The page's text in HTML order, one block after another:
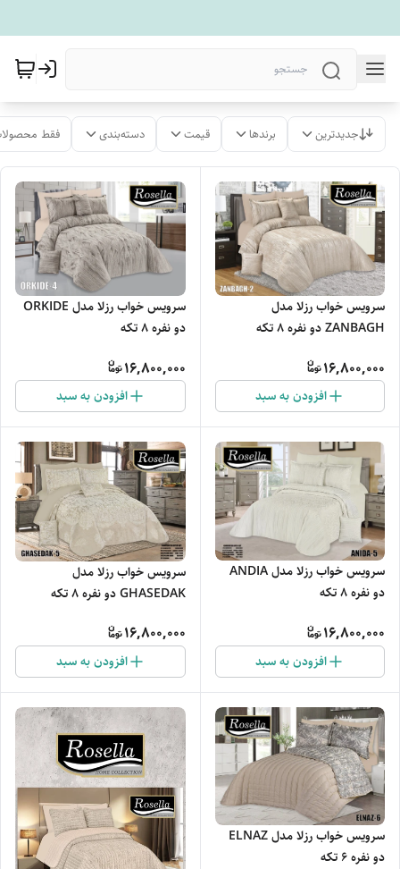
جدیدترین برندها قیمت دسته‌بندی فقط
سرویس خواب رزلا مدل
ZANBAGH دو نفره 8 تکه
16,800,000
افزودن به سبد
سرویس خواب رزلا مدل ORKIDE
دو نفره 8 تکه
16,800,000
افزودن به سبد
سرویس خواب رزلا مدل ANDIA
دو نفره 8 تکه
16,800,000
افزودن به سبد
سرویس خواب رزلا مدل
GHASEDAK دو نفره 8 تکه
16,800,000
افزودن به سبد
سرویس خواب رزلا مدل ELNAZ
دو نفره 6 تکه